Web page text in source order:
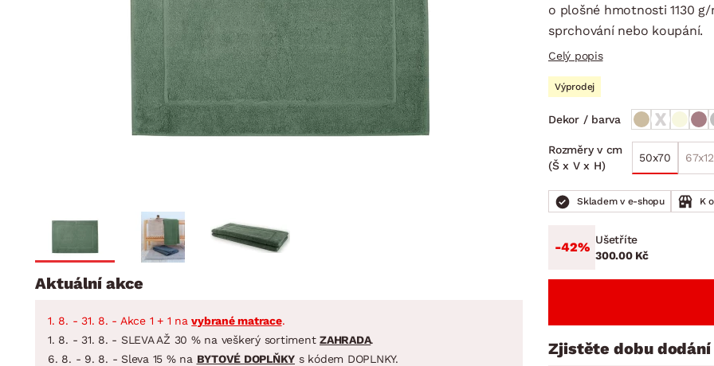
Dětský pokoj
Předsíň, šatna a chodba
Kuchyně
Koupelna
STOLOVÁNÍ A VAŘENÍ
Jídelní servis
Příbory
Hrnce
Pánve
DOMÁCÍ SPOTŘEBIČE ZAHRADNÍ
Koupelnové sestavy
Jídelní sestavy
Zahradní sestavy
o plošné hmotnosti 1130
sprchování nebo koupání.
Celý popis
Výprodej
Dekor / barva
Rozměry v cm
(Š x V x H)
50x70
Skladem v e-shopu K
-42% Ušetříte
300.00 Kč
Zjistěte dobu
Aktuální akce
1. 8. - 31. 8. - Akce 1 + 1 navybrané matrace.
1. 8. - 31. 8. - SLEVA AŽ 30 % na veškerý sortiment ZAHRADA.
6. 8. - 9. 8. - Sleva 15 % na BYTOVÉ DOPLŇKY s kódem DOPLNKY.